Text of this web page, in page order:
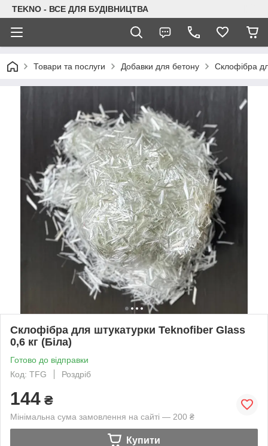
TEKNO - ВСЕ ДЛЯ БУДІВНИЦТВА
Товари та послуги Добавки для бетону Склофібра
Склофібра для штукатурки Teknofiber Glass
0,6 кг (Біла)
Готово до відправки
Код: TFG
Роздріб
144 ₴
Мінімальна сума замовлення на сайті — 200 ₴
Купити